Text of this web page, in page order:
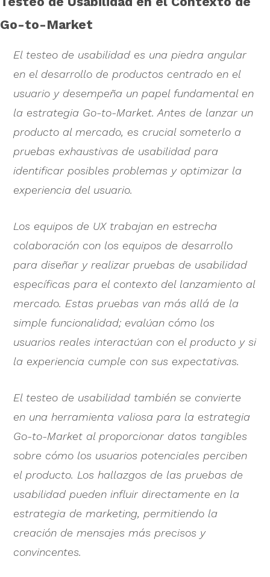
Go-to-Market
El testeo de usabilidad es una piedra angular
en el desarrollo de productos centrado en el
usuario y desempeña un papel fundamental en
la estrategia Go-to-Market. Antes de lanzar un
producto al mercado, es crucial someterlo a
pruebas exhaustivas de usabilidad para
identificar posibles problemas y optimizar la
experiencia del usuario.
Los equipos de UX trabajan en estrecha
colaboración con los equipos de desarrollo
para diseñar y realizar pruebas de usabilidad
específicas para el contexto del lanzamiento al
mercado. Estas pruebas van más allá de la
simple funcionalidad; evalúan cómo los
usuarios reales interactúan con el producto y si
la experiencia cumple con sus expectativas.
El testeo de usabilidad también se convierte
en una herramienta valiosa para la estrategia
Go-to-Market al proporcionar datos tangibles
sobre cómo los usuarios potenciales perciben
el producto. Los hallazgos de las pruebas de
usabilidad pueden influir directamente en la
estrategia de marketing, permitiendo la
creación de mensajes más precisos y
convincentes.